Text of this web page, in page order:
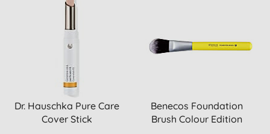
Dr. Hauschka Pure Care
Cover Stick
Benecos Foundation
Brush Colour Edition